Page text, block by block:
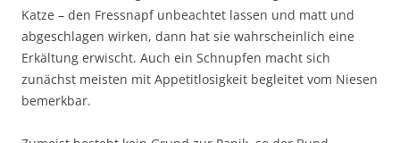
Katze – den Fressnapf unbeachtet lassen und matt und
abgeschlagen wirken, dann hat sie wahrscheinlich eine
Erkältung erwischt. Auch ein Schnupfen macht sich
zunächst meisten mit Appetitlosigkeit begleitet vom Niesen
bemerkbar.